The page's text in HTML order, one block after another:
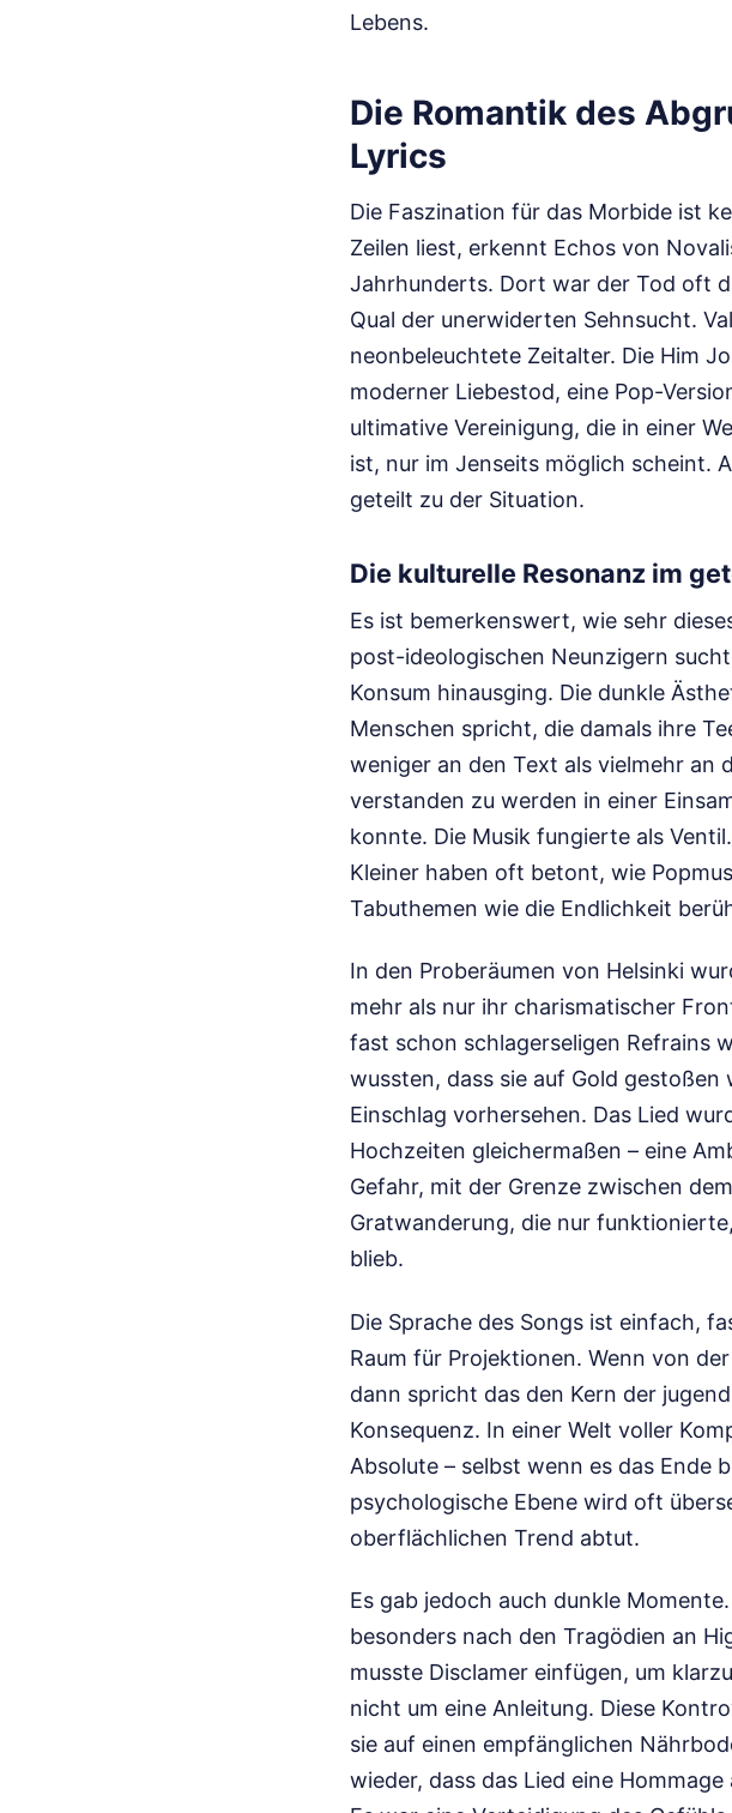
Lebens.
Die Romantik des
Lyrics
Die Faszination für das Morbide ist
Zeilen liest, erkennt Echos von
Jahrhunderts. Dort war der Tod oft
Qual der unerwiderten Sehnsucht.
neonbeleuchtete Zeitalter. Die Him
moderner Liebestod, eine Pop-
ultimative Vereinigung, die in einer
ist, nur im Jenseits möglich scheint.
geteilt zu der Situation.
Die kulturelle Resonanz im
Es ist bemerkenswert, wie sehr
post-ideologischen Neunzigern
Konsum hinausging. Die dunkle
Menschen spricht, die damals ihre
weniger an den Text als vielmehr an
verstanden zu werden in einer
konnte. Die Musik fungierte als
Kleiner haben oft betont, wie
Tabuthemen wie die Endlichkeit
In den Proberäumen von Helsinki
mehr als nur ihr charismatischer
fast schon schlagerseligen Refrains
wussten, dass sie auf Gold
Einschlag vorhersehen. Das Lied
Hochzeiten gleichermaßen – eine
Gefahr, mit der Grenze zwischen
Gratwanderung, die nur
blieb.
Die Sprache des Songs ist einfach,
Raum für Projektionen. Wenn von
dann spricht das den Kern der
Konsequenz. In einer Welt voller
Absolute – selbst wenn es das Ende
psychologische Ebene wird oft
oberflächlichen Trend abtut.
Es gab jedoch auch dunkle
besonders nach den Tragödien an
musste Disclamer einfügen, um
nicht um eine Anleitung. Diese
sie auf einen empfänglichen
wieder, dass das Lied eine